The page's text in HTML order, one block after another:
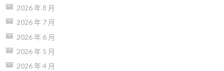
2026 年 8 月
2026 年 7 月
2026 年 6 月
2026 年 5 月
2026 年 4 月